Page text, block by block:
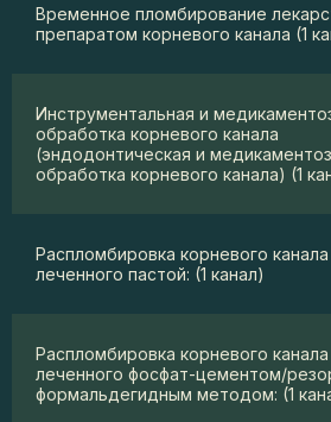
Временное пломбирование
препаратом корневого канала (1
Инструментальная и
обработка корневого канала
(эндодонтическая и
обработка корневого канала) (1
Распломбировка корневого
леченного пастой: (1 канал)
Распломбировка корневого
леченного фосфат-цементом/
формальдегидным методом: (1